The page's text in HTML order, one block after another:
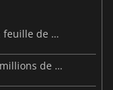
MARVEL Tōkon dévoile ses débuts et sa feuille de route
Resident Evil: Veronica dépasse déjà 2 millions de wishlists